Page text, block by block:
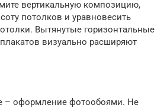
вертикальную композицию,
потолков и уравновесить
Вытянутые горизонтальные
визуально расширяют
– оформление фотообоями. Не